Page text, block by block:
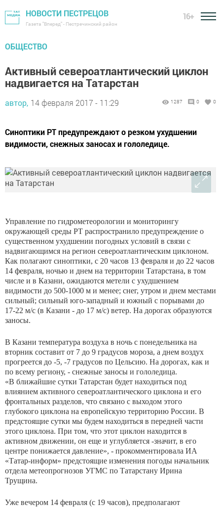
НОВОСТИ ПЕСТРЕЦОВ
Газета "Вперед" - Пестречинский район
16+
ОБЩЕСТВО
Активный североатлантический циклон
надвигается на Татарстан
автор, 14 февраля 2017 - 11:29 1287 0 0
Синоптики РТ предупреждают о резком ухудшении
видимости, снежных заносах и гололедице.
Управление по гидрометеорологии и мониторингу
окружающей среды РТ распространило предупреждение о
существенном ухудшении погодных условий в связи с
надвигающимся на регион североатлантическим циклоном.
Как полагают синоптики, с 20 часов 13 февраля и до 22 часов
14 февраля, ночью и днем на территории Татарстана, в том
числе и в Казани, ожидаются метели с ухудшением
видимости до 500-1000 м и менее; снег, утром и днем местами
сильный; сильный юго-западный и южный с порывами до
17-22 м/с (в Казани - до 17 м/с) ветер. На дорогах образуются
заносы.
В Казани температура воздуха в ночь с понедельника на
вторник составит от 7 до 9 градусов мороза, а днем воздух
прогреется до -5, -7 градусов по Цельсию. На дорогах, как и
по всему региону, - снежные заносы и гололедица.
«В ближайшие сутки Татарстан будет находиться под
влиянием активного североатлантического циклона и его
фронтальных разделов, что связано с выходом этого
глубокого циклона на европейскую территорию России. В
предстоящие сутки мы будем находиться в передней части
этого циклона. При том, что этот циклон находится в
активном движении, он еще и углубляется -значит, в его
центре понижается давление», - прокомментировала ИА
«Татар-информ» предстоящие изменения погоды начальник
отдела метеопрогнозов УГМС по Татарстану Ирина
Трущина.
Уже вечером 14 февраля (с 19 часов), предполагают